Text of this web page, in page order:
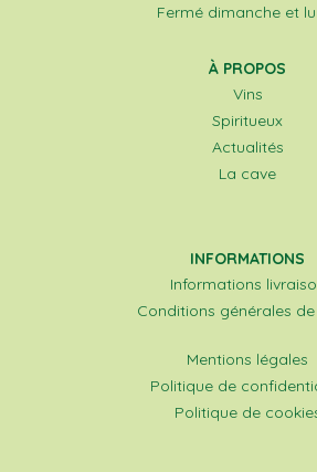
Fermé dimanche et
À PROPOS
Vins
Spiritueux
Actualités
La cave
INFORMATIONS
Informations
Conditions générales
Mentions légales
Politique de
Politique de